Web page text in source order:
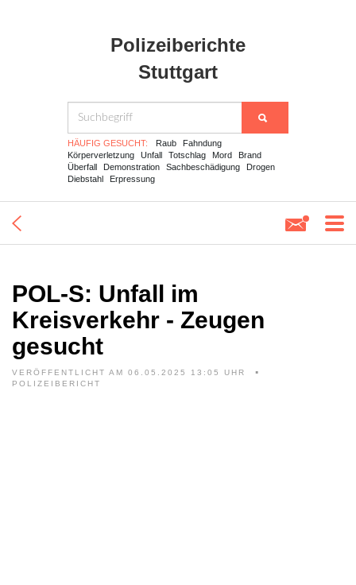
Polizeiberichte
Stuttgart
HÄUFIG GESUCHT: Raub
Fahndung
Körperverletzung
Unfall Totschlag Mord
Brand
Überfall
Demonstration Sachbeschädigung
Drogen
Diebstahl
Erpressung
POL-S: Unfall im
Kreisverkehr - Zeugen
gesucht
VERÖFFENTLICHT AM 06.05.2025 13:05 UHR
POLIZEIBERICHT